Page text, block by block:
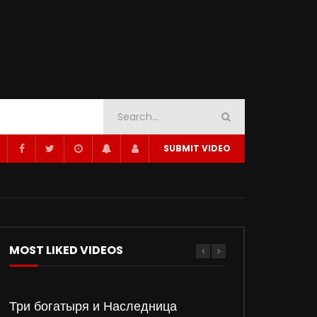
SUBMIT VIDEO
MOST LIKED VIDEOS
Три богатыря и Наследница